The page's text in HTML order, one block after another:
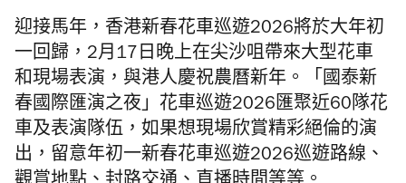
迎接馬年，香港新春花車巡遊2026將於大年初
一回歸，2月17日晚上在尖沙咀帶來大型花車
和現場表演，與港人慶祝農曆新年。「國泰新
春國際匯演之夜」花車巡遊2026匯聚近60隊花
車及表演隊伍，如果想現場欣賞精彩絕倫的演
出，留意年初一新春花車巡遊2026巡遊路線、